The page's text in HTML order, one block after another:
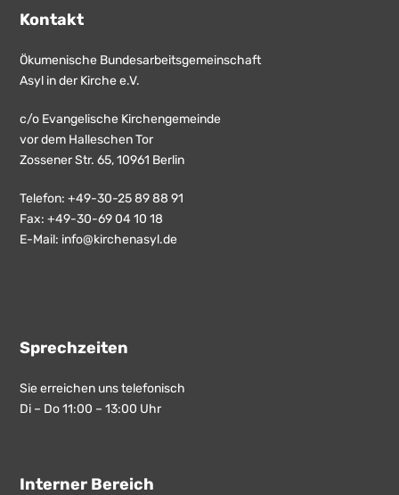
Kontakt
Ökumenische Bundesarbeitsgemeinschaft
Asyl in der Kirche e.V.
c/o Evangelische Kirchengemeinde
vor dem Halleschen Tor
Zossener Str. 65, 10961 Berlin
Telefon: +49-30-25 89 88 91
Fax: +49-30-69 04 10 18
E-Mail: info@kirchenasyl.de
Sprechzeiten
Sie erreichen uns telefonisch
Di – Do 11:00 – 13:00 Uhr
Interner Bereich